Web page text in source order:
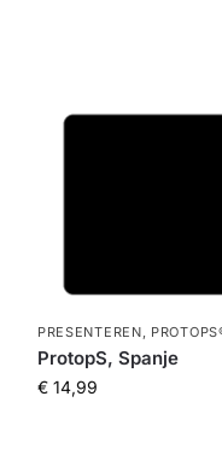
PRESENTEREN,
ProtopS, Spanje
€14,99